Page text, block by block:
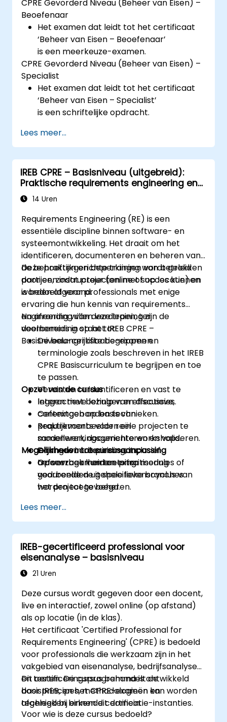
CPRE Gevorderd Niveau (Beheer van Eisen) –
Beoefenaar
Het examen dat leidt tot het certificaat
‘Beheer van Eisen – Beoefenaar’
is een meerkeuze-examen.
CPRE Gevorderd Niveau (Beheer van Eisen) –
Specialist
Het examen dat leidt tot het certificaat
‘Beheer van Eisen – Specialist’
is een schriftelijke opdracht.
Lees meer...
IREB CPRE – Basisniveau (uitgebreid):
Praktische requirements engineering en
voorbereiding op certificering
14 Uren
Requirements Engineering (RE) is een
essentiële discipline binnen software- en
systeemontwikkeling. Het draait om het
identificeren, documenteren en beheren van
de behoeften en beperkingen van betrokken
partijen, zodat projecten met succes kunnen
worden afgerond.
Deze praktijkgerichte training wordt geleid
door een instructeur (online of op locatie) en
is bedoeld voor professionals met enige
ervaring die hun kennis van requirements
engineering willen verdiepen, ter
voorbereiding op het IREB CPRE –
Basisniveau-certificatie-examen.
Na afronding van deze training zijn de
deelnemers in staat tot:
De belangrijkste begrippen en
terminologie zoals beschreven in het IREB
CPRE Basiscurriculum te begrijpen en toe
te passen.
Vereisten te identificeren en vast te
leggen met behulp van effectieve,
contextgebonden technieken.
Requirements voor reële projecten te
modelleren, documenteren en valideren.
Changes in requirements,
traceerbaarheid en prioritisering
gedurende de gehele levenscyclus van
het project te beheren.
Requirements Engineering in te zetten om
communicatie en resultaten te
verbeteren.
Volledig voorbereid te zijn op het IREB
CPRE – Basisniveau-certificatie-examen.
Opzet van de cursus
Interactieve lezingen en discussies.
Oefeningen op basis van
praktijkvoorbeelden en
samenwerkingsgerichte workshops.
Examenvoorbereiding, inclusief
oefenvragen en toetsing.
Mogelijkheden tot cursusaanpassing
Op verzoek kunnen extra modules of
voorbeelden uit specifieke branches
worden toegevoegd.
Lees meer...
IREB-gecertificeerd professional voor
eisenanalyse – basisniveau
21 Uren
Deze cursus wordt gegeven door een docent,
live en interactief, zowel online (op afstand)
als op locatie (in de klas).
Het certificaat 'Certified Professional for
Requirements Engineering' (CPRE) is bedoeld
voor professionals die werkzaam zijn in het
vakgebied van eisenanalyse, bedrijfsanalyse
en testen. De cursus behandelt de
basisprincipes, methodologieën en
technieken binnen dit domein.
Dit certificeringsprogramma is ontwikkeld
door IREB, en het CPRE-examen kan worden
afgelegd bij erkende certificatie-instanties.
Voor wie is deze cursus bedoeld?